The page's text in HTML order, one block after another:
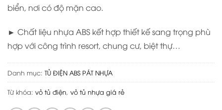
biển, nơi có độ mặn cao.
► Chất liệu nhựa ABS kết hợp thiết kế sang trọng phù
hợp với công trình resort, chung cư, biệt thự…
Danh mục: TỦ ĐIỆN ABS PÁT NHỰA
Từ khóa: vỏ tủ điện, vỏ tủ nhựa giá rẻ